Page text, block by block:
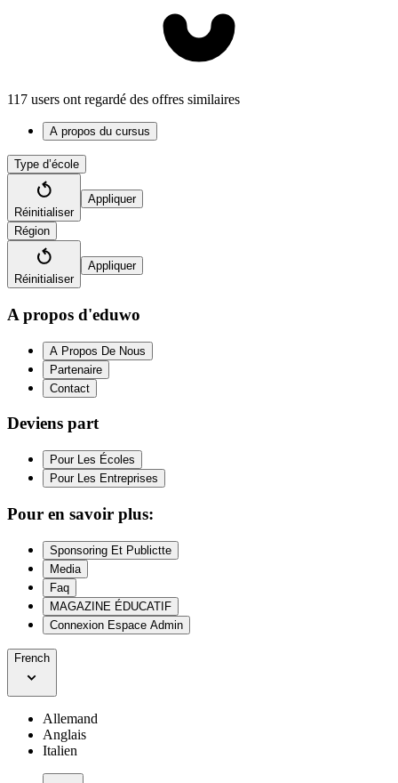
117 users ont regardé des offres similaires
A propos du cursus
Type d’école
Réinitialiser
Appliquer
Région
Réinitialiser
Appliquer
A propos d'eduwo
A Propos De Nous
Partenaire
Contact
Deviens part
Pour Les Écoles
Pour Les Entreprises
Pour en savoir plus:
Sponsoring Et Publictte
Media
Faq
MAGAZINE ÉDUCATIF
Connexion Espace Admin
French
Allemand
Anglais
Italien